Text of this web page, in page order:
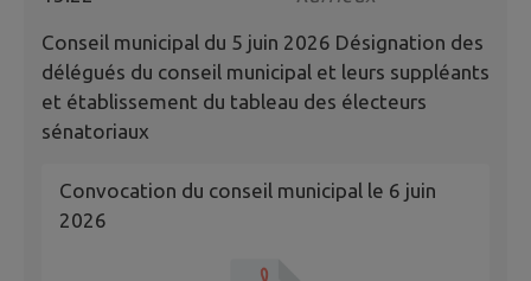
Conseil municipal du 5 juin 2026 Désignation des
délégués du conseil municipal et leurs suppléants
et établissement du tableau des électeurs
sénatoriaux
Convocation du conseil municipal le 6 juin
2026